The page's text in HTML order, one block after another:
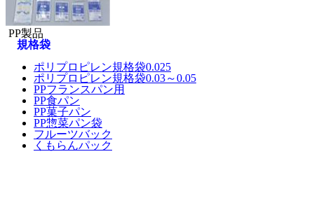
PP製品
規格袋
ポリプロピレン規格袋0.025
ポリプロピレン規格袋0.03～0.05
PPフランスパン用
PP食パン
PP菓子パン
PP惣菜パン袋
フルーツバック
くもらんパック